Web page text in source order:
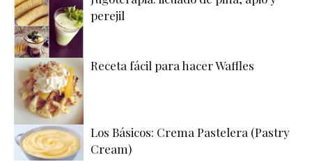
perejil
Receta fácil para hacer Waffles
Los Básicos: Crema Pastelera (Pastry
Cream)